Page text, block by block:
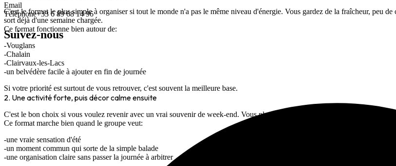
Email
Téléphone+33 6 89 68 14 96
Suivez-nous
C'est le format le plus simple à organiser si tout le monde n'a pas le même niveau d'énergie. Vous gardez de la fraîcheur, peu
sort déjà d'une semaine chargée.
Ce format fonctionne bien autour de:
Vouglans
Chalain
Clairvaux-les-Lacs
un belvédère facile à ajouter en fin de journée
Si votre priorité est surtout de vous retrouver, c'est souvent la meilleure base.
2. Une activité forte, puis décor calme ensuite
C'est le bon choix si vous voulez revenir avec un vrai souvenir de week-end. Vous placez l'activité encadrée sur le meilleur
Ce format marche bien quand le groupe veut:
une vraie sensation d'été
un moment commun qui sorte de la simple balade
une organisation claire sans passer la journée à arbitrer